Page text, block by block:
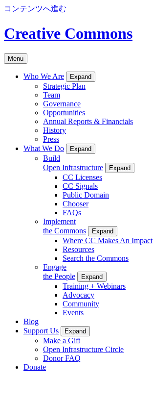
コンテンツへ進む
Creative Commons
Menu
Who We Are Expand
Strategic Plan
Team
Governance
Opportunities
Annual Reports & Financials
History
Press
What We Do
Expand
Build
Open Infrastructure
Expand
CC Licenses
CC Signals
Public Domain
Chooser
FAQs
Implement
the Commons
Expand
Where CC Makes An Impact
Resources
Search the Commons
Engage
the People
Expand
Training + Webinars
Advocacy
Community
Events
Blog
Support Us
Expand
Make a Gift
Open Infrastructure Circle
Donor FAQ
Donate